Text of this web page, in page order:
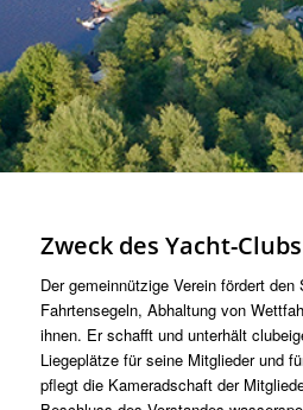
Zweck des Yacht-Clubs
Der gemeinnützige Verein fördert den
Fahrtensegeln, Abhaltung von
ihnen. Er schafft und unterhält
Liegeplätze für seine Mitglieder und
pflegt die Kameradschaft der